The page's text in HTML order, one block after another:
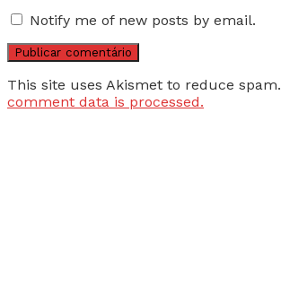
Notify me of new posts by email.
This site uses Akismet to reduce spam.
comment data is processed.